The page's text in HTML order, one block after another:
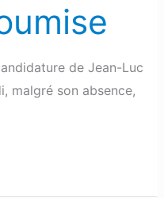
de Jean-Luc
malgré son absence,